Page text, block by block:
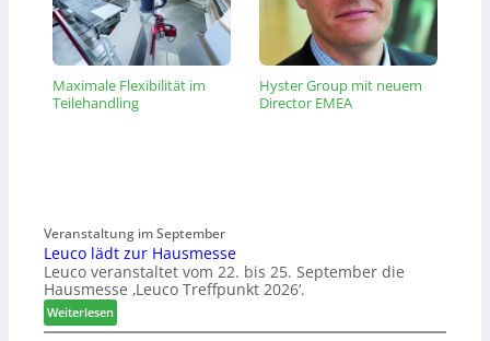
Maximale Flexibilität im
Teilehandling
Hyster Group mit neuem
Director EMEA
Veranstaltung im September
Leuco lädt zur Hausmesse
Leuco veranstaltet vom 22. bis 25. September die
Hausmesse ‚Leuco Treffpunkt 2026‘.
Weiterlesen:
L